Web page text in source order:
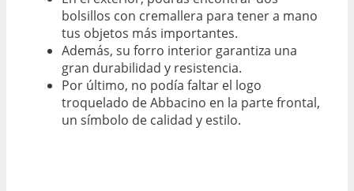
bolsillos con cremallera para tener a mano
tus objetos más importantes.
Además, su forro interior garantiza una
gran durabilidad y resistencia.
Por último, no podía faltar el logo
troquelado de Abbacino en la parte frontal,
un símbolo de calidad y estilo.